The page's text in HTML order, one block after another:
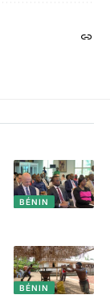
BÉNIN
BÉNIN